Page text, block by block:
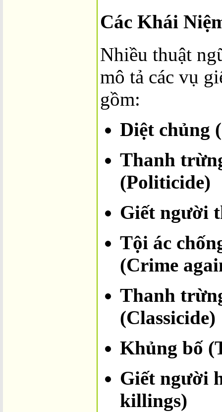
Các Khái
Nhiều thuật
mô tả các vụ
gồm:
Diệt chủng
Thanh
(Politicide)
Giết người
Tội ác
(Crime
Thanh
(Classicide)
Khủng bố
Giết người
killings)